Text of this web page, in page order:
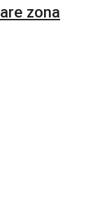
zona